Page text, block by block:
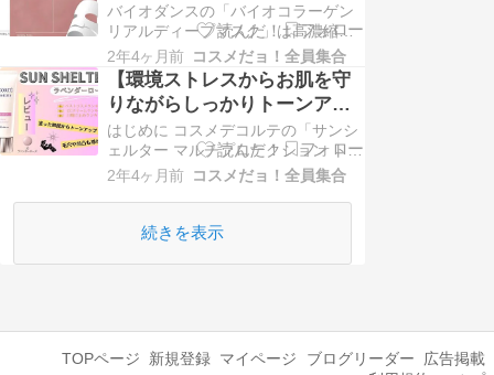
バイオダンスの「バイオコラーゲン
リアルディープマスク」は高濃縮エ
ッセンス１瓶をそのまま固めた贅沢
なハイドロゲルパックです。高保
湿、弾力、毛穴、ツヤ肌ケアを一度
にできる優れたパックになっていま
す。そしてお肌にとっても優しい成
分のみ入っているので敏感肌さん、
乾燥肌さんに特におすすめの…
2年4ヶ月前 コスメだョ！全員集合
【環境ストレスからお肌を守
りながらしっかりトーンアッ
プ！】コスメデコルテの「サ
ンシェルター マルチプロテク
ショントーンアップCC」を実
際に試してみました！
はじめに コスメデコルテの「サンシ
ェルター マルチプロテクション トー
ンアップCC」。 紫外線A波・B波だ
を保護してくれるUV乳液であり、化
コルテの「サンシェルター マルチプ
2年4ヶ月前 コスメだョ！全員集合
続きを表示
TOPページ 新規登録 マイページ ブログリーダー
広告掲載